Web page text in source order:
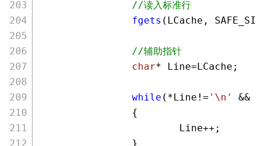
//读入标准行
fgets (LCache,
//辅助指针
char* Line=LCache;
while (*Line!= '\n'
&&
                {
                        Line++;
                }